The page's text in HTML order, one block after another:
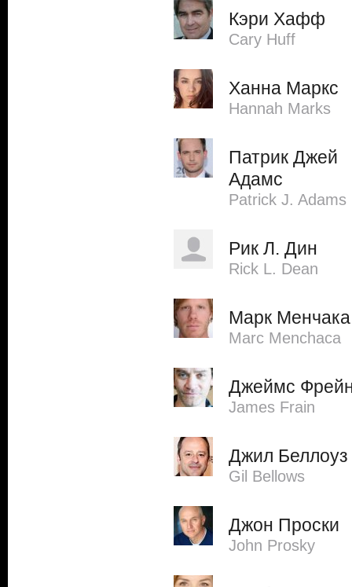
Кэри Хафф
Cary Huff
Ханна Маркс
Hannah Marks
Патрик Джей
Адамс
Patrick J. Adams
Рик Л. Дин
Rick L. Dean
Марк Менчака
Marc Menchaca
Джеймс
James Frain
Джил Беллоуз
Gil Bellows
Джон Проски
John Prosky